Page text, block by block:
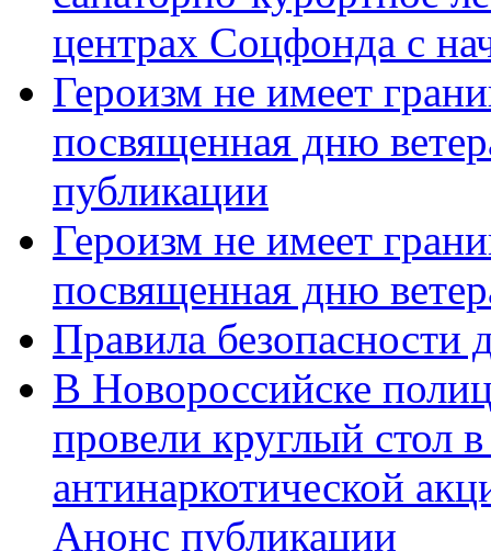
центрах Соцфонда с
Героизм не имеет
посвященная дню
публикации
Героизм не имеет
посвященная дню
Правила безопасности
В Новороссийске
провели круглый стол
антинаркотической
Анонс публикации